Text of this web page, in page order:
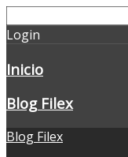
Login
Inicio
Blog Filex
Blog Filex